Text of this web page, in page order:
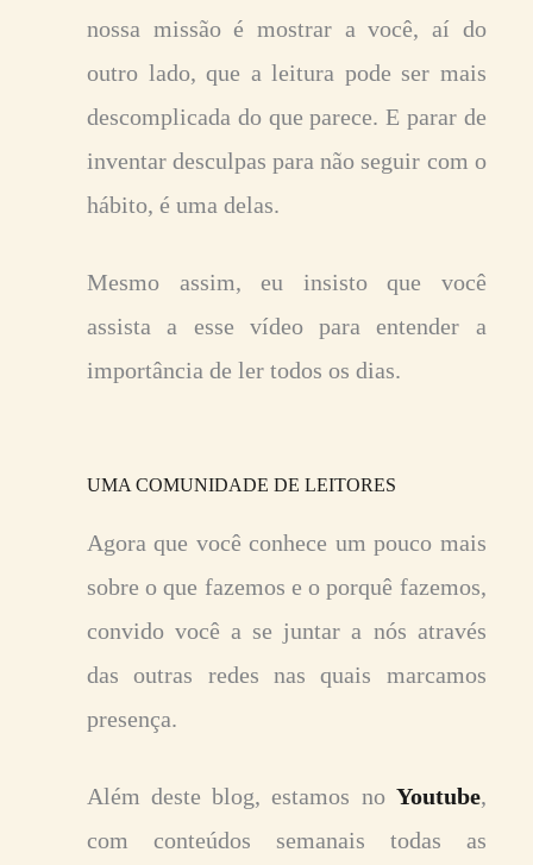
nossa missão é mostrar a você, aí do
outro lado, que a leitura pode ser mais
descomplicada do que parece. E parar de
inventar desculpas para não seguir com o
hábito, é uma delas.
Mesmo assim, eu insisto que você
assista a esse vídeo para entender a
importância de ler todos os dias.
UMA COMUNIDADE DE LEITORES
Agora que você conhece um pouco mais
sobre o que fazemos e o porquê fazemos,
convido você a se juntar a nós através
das outras redes nas quais marcamos
presença.
Além deste blog, estamos no Youtube,
com conteúdos semanais todas as